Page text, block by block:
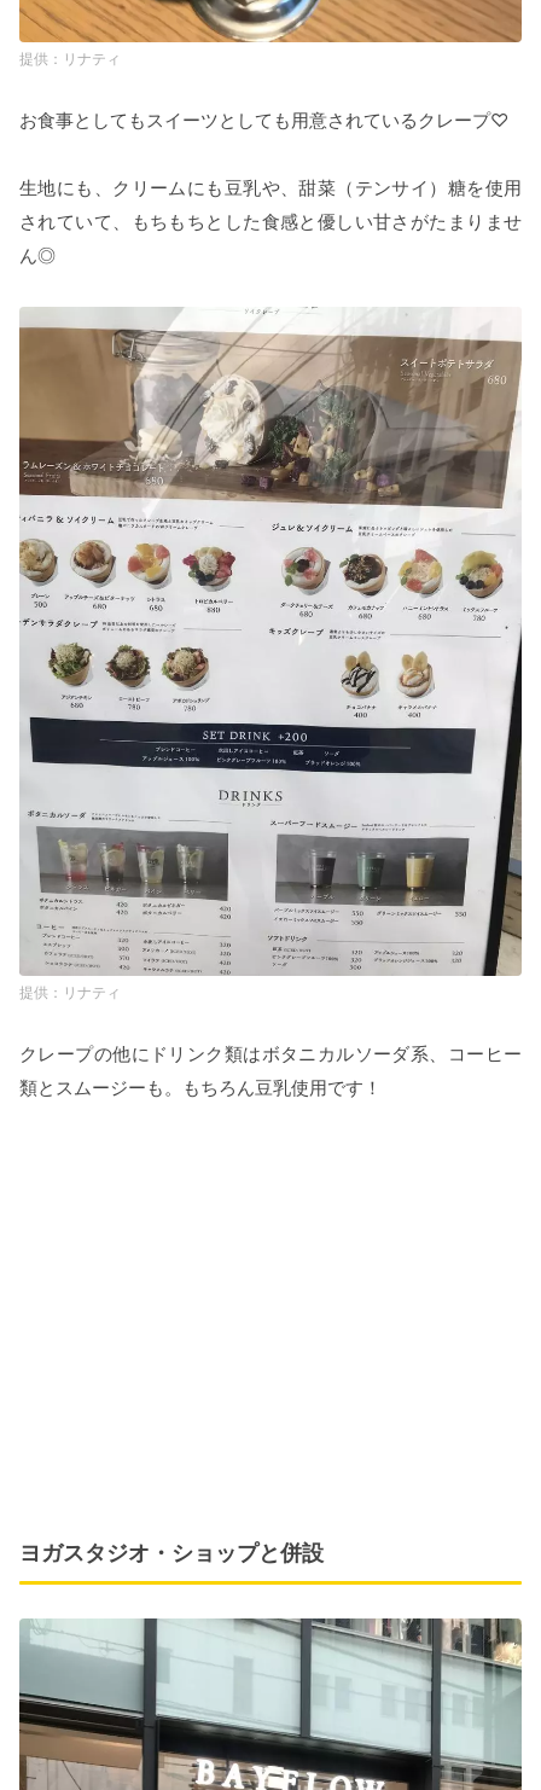
リナティ
お食事としてもスイーツとしても用意されているクレープ♡
生地にも、クリームにも豆乳や、甜菜（テンサイ）糖を使用
されていて、もちもちとした食感と優しい甘さがたまりませ
ん◎
リナティ
クレープの他にドリンク類はボタニカルソーダ系、コーヒー
類とスムージーも。もちろん豆乳使用です！
ヨガスタジオ・ショップと併設